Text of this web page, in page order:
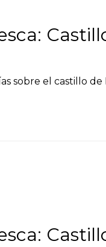
sobre el castillo